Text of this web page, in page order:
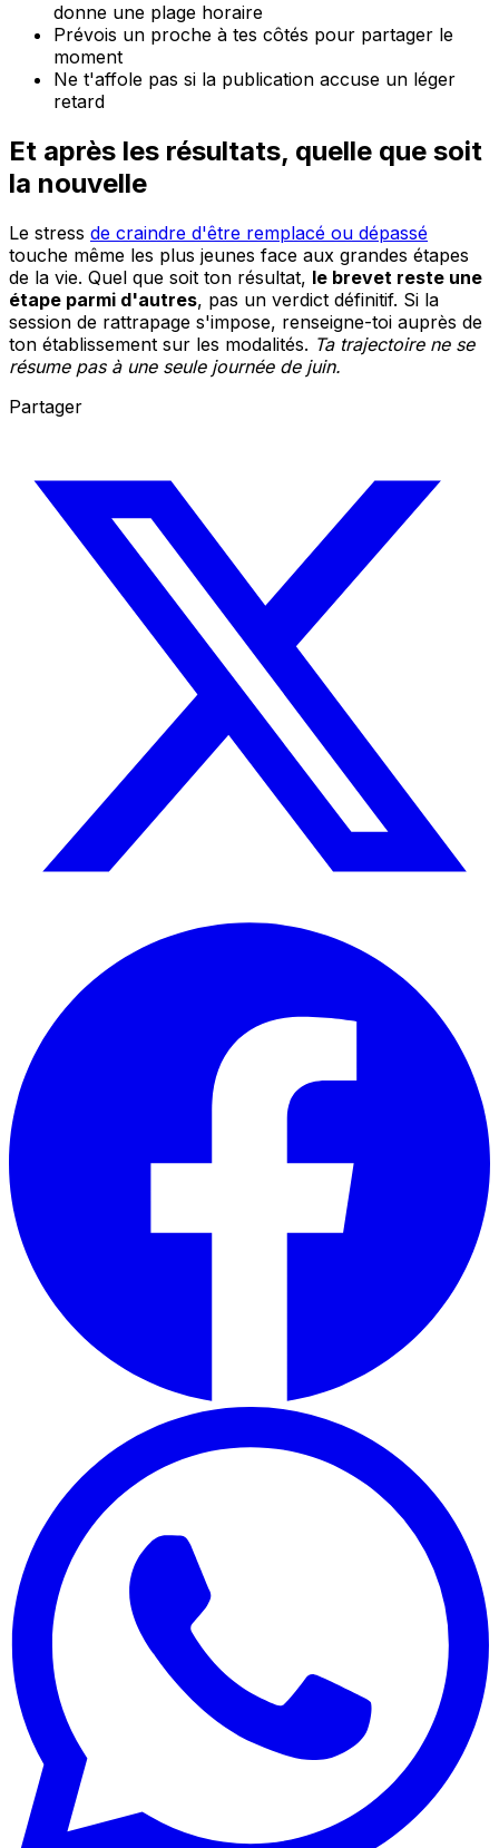
donne une plage horaire
Prévois un proche à tes côtés pour partager le
moment
Ne t'affole pas si la publication accuse un léger
retard
Et après les résultats, quelle que soit
la nouvelle
Le stress de craindre d'être remplacé ou dépassé
touche même les plus jeunes face aux grandes étapes
de la vie. Quel que soit ton résultat, le brevet reste une
étape parmi d'autres, pas un verdict définitif. Si la
session de rattrapage s'impose, renseigne-toi auprès de
ton établissement sur les modalités. Ta trajectoire ne se
résume pas à une seule journée de juin.
Partager